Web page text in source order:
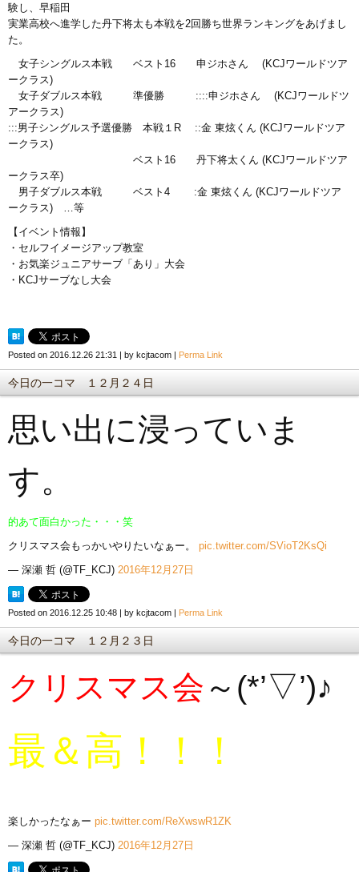
験し、早稲田
実業高校へ進学した丹下将太も本戦を2回勝ち世界ランキングをあげまし
た。
女子シングルス本戦 ベスト16 申ジホさん (KCJワールドツア
ークラス)
女子ダブルス本戦 準優勝 ::::申ジホさん (KCJワールドツ
アークラス)
:::男子シングルス予選優勝 本戦１R ::金 東炫くん (KCJワールドツア
ークラス)
ベスト16 丹下将太くん (KCJワールドツア
ークラス卒)
男子ダブルス本戦 ベスト4 :金 東炫くん (KCJワールドツア
ークラス) …等
【イベント情報】
・セルフイメージアップ教室
・お気楽ジュニアサーブ「あり」大会
・KCJサーブなし大会
Posted on 2016.12.26 21:31 | by kcjtacom | Perma Link
今日の一コマ １２月２４日
思い出に浸っていま
す。
的あて面白かった・・・笑
クリスマス会もっかいやりたいなぁー。 pic.twitter.com/SVioT2KsQi
— 深瀬 哲 (@TF_KCJ) 2016年12月27日
Posted on 2016.12.25 10:48 | by kcjtacom | Perma Link
今日の一コマ １２月２３日
クリスマス会 ～(*’▽’)♪
最＆高！！！
楽しかったなぁー pic.twitter.com/ReXwswR1ZK
— 深瀬 哲 (@TF_KCJ) 2016年12月27日